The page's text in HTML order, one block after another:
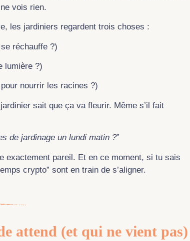
vois rien.
les jardiniers regardent trois choses :
réchauffe ?)
lumière ?)
pour nourrir les racines ?)
sait que ça va fleurir. Même s’il fait
de jardinage un lundi matin ?”
exactement pareil. Et en ce moment, si tu sais
crypto” sont en train de s’aligner.
attend (et qui ne vient pas)